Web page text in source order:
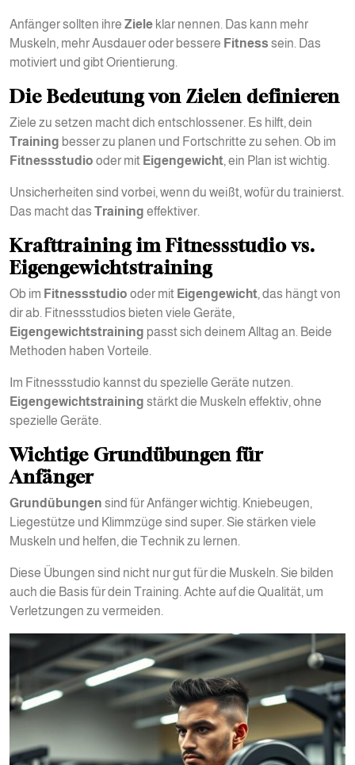
Anfänger sollten ihre Ziele klar nennen. Das kann mehr
Muskeln, mehr Ausdauer oder bessere Fitness sein. Das
motiviert und gibt Orientierung.
Die Bedeutung von Zielen definieren
Ziele zu setzen macht dich entschlossener. Es hilft, dein
Training besser zu planen und Fortschritte zu sehen. Ob im
Fitnessstudio oder mit Eigengewicht, ein Plan ist wichtig.
Unsicherheiten sind vorbei, wenn du weißt, wofür du trainierst.
Das macht das Training effektiver.
Krafttraining im Fitnessstudio vs.
Eigengewichtstraining
Ob im Fitnessstudio oder mit Eigengewicht, das hängt von
dir ab. Fitnessstudios bieten viele Geräte,
Eigengewichtstraining passt sich deinem Alltag an. Beide
Methoden haben Vorteile.
Im Fitnessstudio kannst du spezielle Geräte nutzen.
Eigengewichtstraining stärkt die Muskeln effektiv, ohne
spezielle Geräte.
Wichtige Grundübungen für
Anfänger
Grundübungen sind für Anfänger wichtig. Kniebeugen,
Liegestütze und Klimmzüge sind super. Sie stärken viele
Muskeln und helfen, die Technik zu lernen.
Diese Übungen sind nicht nur gut für die Muskeln. Sie bilden
auch die Basis für dein Training. Achte auf die Qualität, um
Verletzungen zu vermeiden.